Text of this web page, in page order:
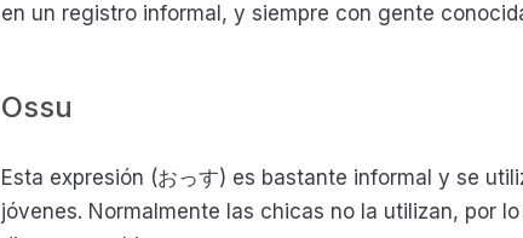
en un registro informal, y siempre con gente
Ossu
Esta expresión (おっす) es bastante informal y se
jóvenes. Normalmente las chicas no la utilizan, por